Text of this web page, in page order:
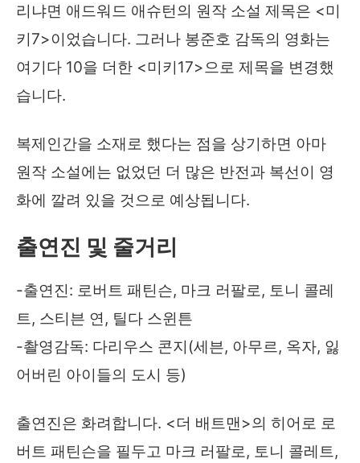
리냐면 애드워드 애슈턴의 원작 소설 제목은 <미
키7>이었습니다. 그러나 봉준호 감독의 영화는
여기다 10을 더한 <미키17>으로 제목을 변경했
습니다.
복제인간을 소재로 했다는 점을 상기하면 아마
원작 소설에는 없었던 더 많은 반전과 복선이 영
화에 깔려 있을 것으로 예상됩니다.
출연진 및 줄거리
-출연진: 로버트 패틴슨, 마크 러팔로, 토니 콜레
트, 스티븐 연, 틸다 스윈튼
-촬영감독: 다리우스 콘지(세븐, 아무르, 옥자, 잃
어버린 아이들의 도시 등)
출연진은 화려합니다. <더 배트맨>의 히어로 로
버트 패틴슨을 필두고 마크 러팔로, 토니 콜레트,